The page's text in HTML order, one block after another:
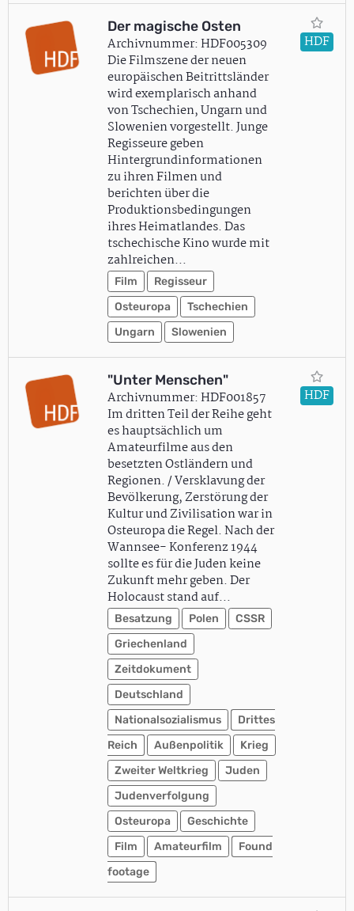
Der magische Osten
Archivnummer: HDF005309
Die Filmszene der neuen
europäischen Beitrittsländer
wird exemplarisch anhand
von Tschechien, Ungarn und
Slowenien vorgestellt. Junge
Regisseure geben
Hintergrundinformationen
zu ihren Filmen und
berichten über die
Produktionsbedingungen
ihres Heimatlandes. Das
tschechische Kino wurde mit
zahlreichen…
Film
Regisseur
Osteuropa
Tschechien
Ungarn
Slowenien
HDF
"Unter Menschen"
Archivnummer: HDF001857
Im dritten Teil der Reihe geht
es hauptsächlich um
Amateurfilme aus den
besetzten Ostländern und
Regionen. / Versklavung der
Bevölkerung, Zerstörung der
Kultur und Zivilisation war in
Osteuropa die Regel. Nach der
Wannsee- Konferenz 1944
sollte es für die Juden keine
Zukunft mehr geben. Der
Holocaust stand auf…
Besatzung Polen
CSSR
Griechenland
Zeitdokument
Deutschland
Nationalsozialismus
Drittes
Reich
Außenpolitik
Krieg
Zweiter Weltkrieg
Juden
Judenverfolgung
Osteuropa
Geschichte
Film
Amateurfilm
Found
footage
HDF